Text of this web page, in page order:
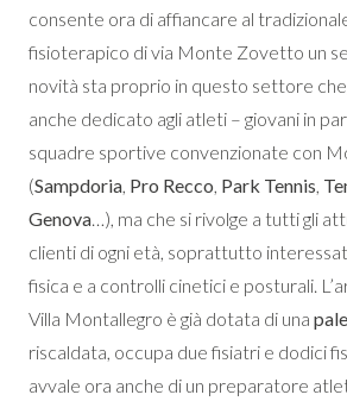
consente ora di affiancare al
fisioterapico di via Monte Zovetto un
novità sta proprio in questo settore
anche dedicato agli atleti – giovani in
squadre sportive convenzionate con
(Sampdoria, Pro Recco, Park Tennis,
Genova…), ma che si rivolge a tutti gli
clienti di ogni età, soprattutto
fisica e a controlli cinetici e posturali.
Villa Montallegro è già dotata di una
riscaldata, occupa due fisiatri e dodici
avvale ora anche di un preparatore